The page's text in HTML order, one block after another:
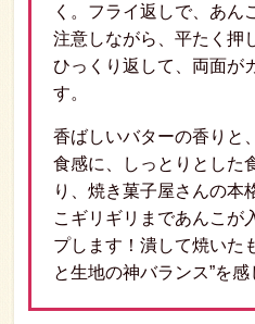
く。フライ返しで、あん
注意しながら、平たく押
ひっくり返して、両面が
す。
香ばしいバターの香りと
食感に、しっとりとした
り、焼き菓子屋さんの本
こギリギリまであんこが
プします！潰して焼いた
と生地の神バランス”を感